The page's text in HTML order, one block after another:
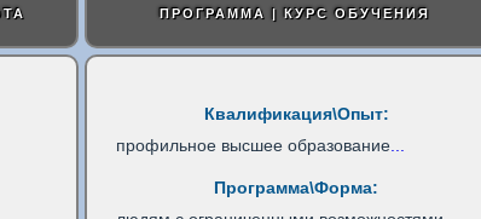
ПРОГРАММА | КУРС ОБУЧЕНИЯ
Квалификация\Опыт:
профильное высшее образование...
Программа\Форма: